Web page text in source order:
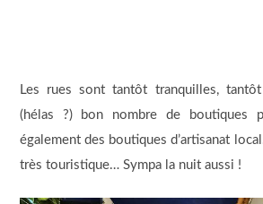
Les rues sont tantôt tranquilles,
(hélas ?) bon nombre de boutiques
également des boutiques d’artisanat
très touristique… Sympa la nuit aussi !